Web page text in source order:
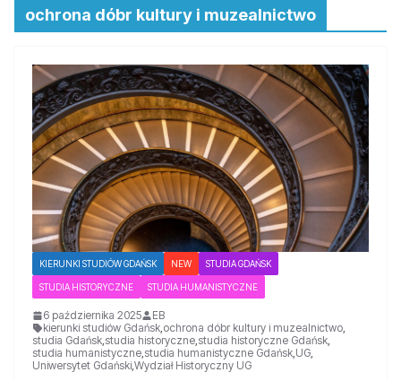
ochrona dóbr kultury i muzealnictwo
KIERUNKI STUDIÓW GDAŃSK NEW STUDIA GDAŃSK
STUDIA HISTORYCZNE STUDIA HUMANISTYCZNE
6 października 2025
EB
kierunki studiów Gdańsk,ochrona dóbr kultury i muzealnictwo,
studia Gdańsk,studia historyczne,studia historyczne Gdańsk,
studia humanistyczne,studia humanistyczne Gdańsk,UG,
Uniwersytet Gdański,Wydział Historyczny UG